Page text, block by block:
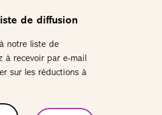
de diffusion
notre liste de
à recevoir par e-mail
sur les réductions à